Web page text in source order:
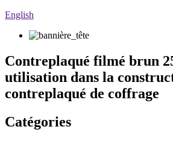
English
Contreplaqué filmé brun
utilisation dans la
contreplaqué de coffrage
Catégories